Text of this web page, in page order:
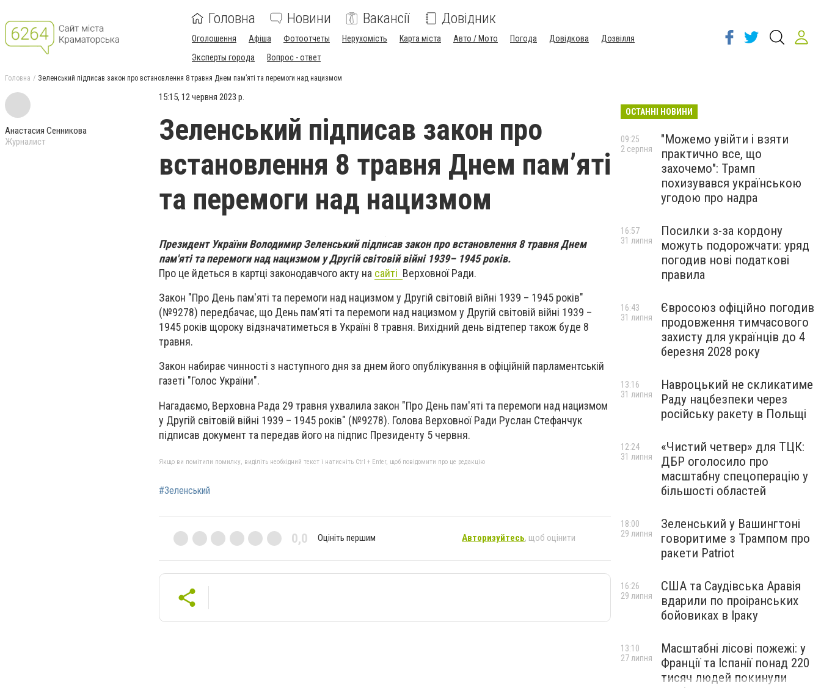
Головна Новини Вакансії Довідник
Оголошення Афіша Фотоотчеты Нерухомість Карта міста Авто / Мото Погода Довідкова
Дозвілля
Эксперты города
Вопрос - ответ
Головна Зеленський підписав закон про встановлення 8 травня Днем пам’яті та перемоги над нацизмом
Анастасия Сенникова
Журналист
15:15, 12 червня 2023 р.
Зеленський підписав закон про
встановлення 8 травня Днем пам’яті
та перемоги над нацизмом
Президент України Володимир Зеленський підписав закон про встановлення 8 травня Днем
пам'яті та перемоги над нацизмом у Другій світовій війні 1939– 1945 років.
Про це йдеться в картці законодавчого акту на сайті Верховної Ради.
Закон "Про День пам'яті та перемоги над нацизмом у Другій світовій війні 1939 – 1945 років"
(№9278) передбачає, що День пам’яті та перемоги над нацизмом у Другій світовій війні 1939 –
1945 років щороку відзначатиметься в Україні 8 травня. Вихідний день відтепер також буде 8
травня.
Закон набирає чинності з наступного дня за днем його опублікування в офіційній парламентській
газеті "Голос України".
Нагадаємо, Верховна Рада 29 травня ухвалила закон "Про День пам'яті та перемоги над нацизмом
у Другій світовій війні 1939 – 1945 років" (№9278). Голова Верховної Ради Руслан Стефанчук
підписав документ та передав його на підпис Президенту 5 червня.
Якщо ви помітили помилку, виділіть необхідний текст і натисніть Ctrl + Enter, щоб повідомити про це редакцію
#Зеленський
0,0 Оцініть першим Авторизуйтесь, щоб оцінити
ОСТАННІ НОВИНИ
"Можемо увійти і взяти
практично все, що
захочемо": Трамп
похизувався українською
угодою про надра
09:25
2 серпня
Посилки з-за кордону
можуть подорожчати: уряд
погодив нові податкові
правила
16:57
31 липня
Євросоюз офіційно погодив
продовження тимчасового
захисту для українців до 4
березня 2028 року
16:43
31 липня
Навроцький не скликатиме
Раду нацбезпеки через
російську ракету в Польщі
13:16
31 липня
«Чистий четвер» для ТЦК:
ДБР оголосило про
масштабну спецоперацію у
більшості областей
12:24
31 липня
Зеленський у Вашингтоні
говоритиме з Трампом про
ракети Patriot
18:00
29 липня
США та Саудівська Аравія
вдарили по проіранських
бойовиках в Іраку
16:26
29 липня
Масштабні лісові пожежі: у
Франції та Іспанії понад 220
тисяч людей покинули
13:10
27 липня